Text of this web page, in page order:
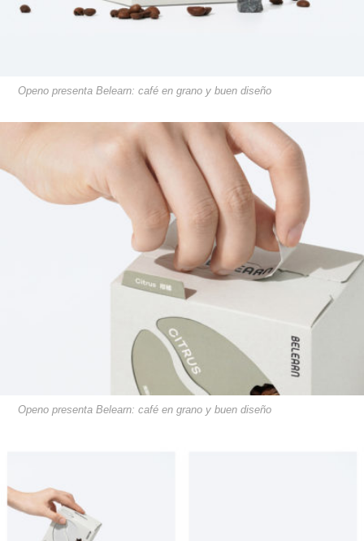
Openo presenta Belearn: café en grano y buen diseño
Openo presenta Belearn: café en grano y buen diseño